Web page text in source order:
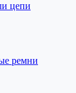
цепи
ремни